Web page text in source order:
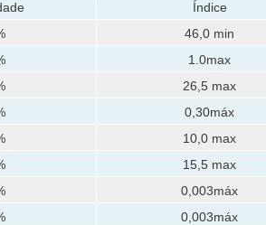
Índice
46,0 min
1.0max
26,5 max
0,30máx
10,0 max
15,5 max
0,003máx
0,003máx